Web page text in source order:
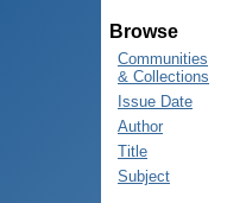
Browse
Communities
& Collections
Issue Date
Author
Title
Subject